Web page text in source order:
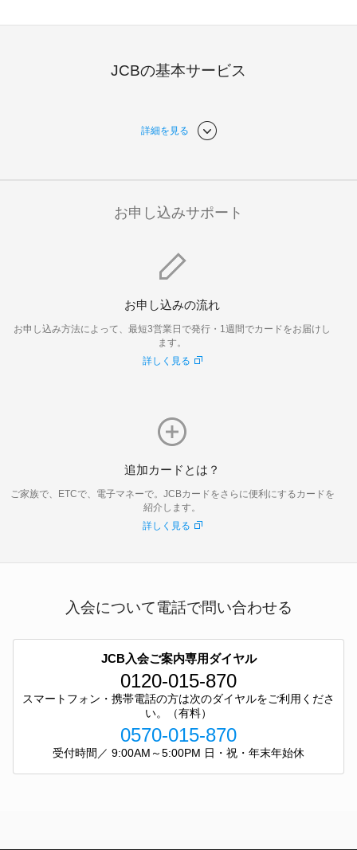
JCBの基本サービス
詳細を見る
お申し込みサポート
お申し込みの流れ
お申し込み方法によって、最短3営業日で発行・1週間でカードをお届けし
ます。
詳しく見る
追加カードとは？
ご家族で、ETCで、電子マネーで。JCBカードをさらに便利にするカードを
紹介します。
詳しく見る
入会について電話で問い合わせる
JCB入会ご案内専用ダイヤル
0120-015-870
スマートフォン・携帯電話の方は次のダイヤルをご利用くださ
い。（有料）
0570-015-870
受付時間／ 9:00AM～5:00PM 日・祝・年末年始休